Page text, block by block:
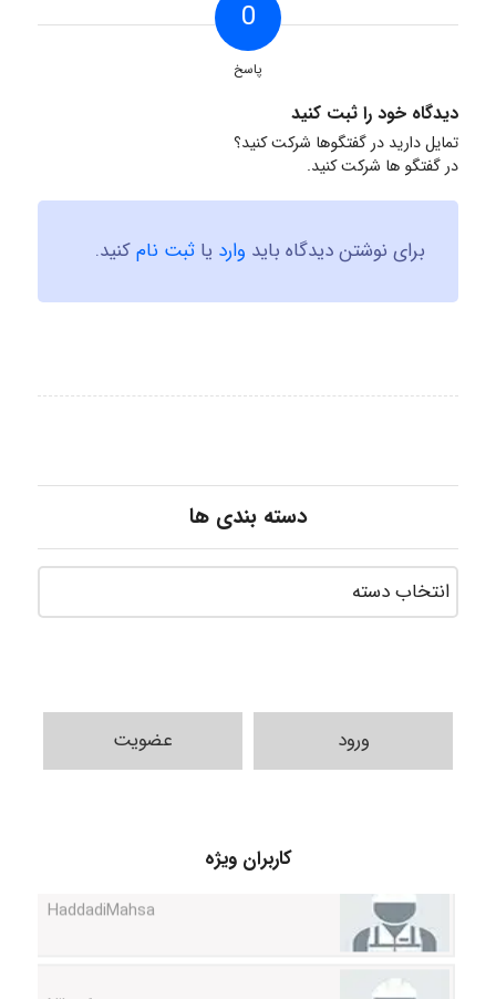
0
پاسخ
دیدگاه خود را ثبت کنید
تمایل دارید در گفتگوها شرکت کنید؟
در گفتگو ها شرکت کنید.
برای نوشتن دیدگاه باید وارد یا ثبت نامکنید.
دسته بندی ها
ورود عضویت
کاربران ویژه